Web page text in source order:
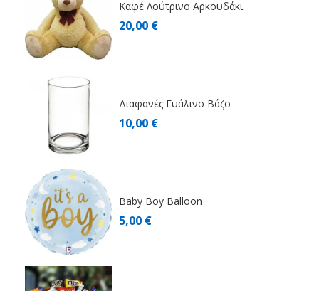
Καφέ Λούτρινο Αρκουδάκι
20,00 €
Διαφανές Γυάλινο Βάζο
10,00 €
Baby Boy Balloon
5,00 €